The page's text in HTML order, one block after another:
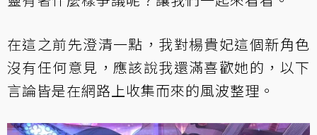
在這之前先澄清一點，我對楊貴妃這個新角色
沒有任何意見，應該說我還滿喜歡她的，以下
言論皆是在網路上收集而來的風波整理。